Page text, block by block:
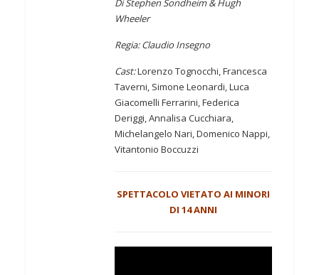
Di Stephen Sondheim & Hugh
Wheeler
Regia: Claudio Insegno
Cast:Lorenzo Tognocchi, Francesca
Taverni, Simone Leonardi, Luca
Giacomelli Ferrarini, Federica
Deriggi, Annalisa Cucchiara,
Michelangelo Nari, Domenico Nappi,
Vitantonio Boccuzzi
SPETTACOLO VIETATO AI MINORI
DI 14 ANNI